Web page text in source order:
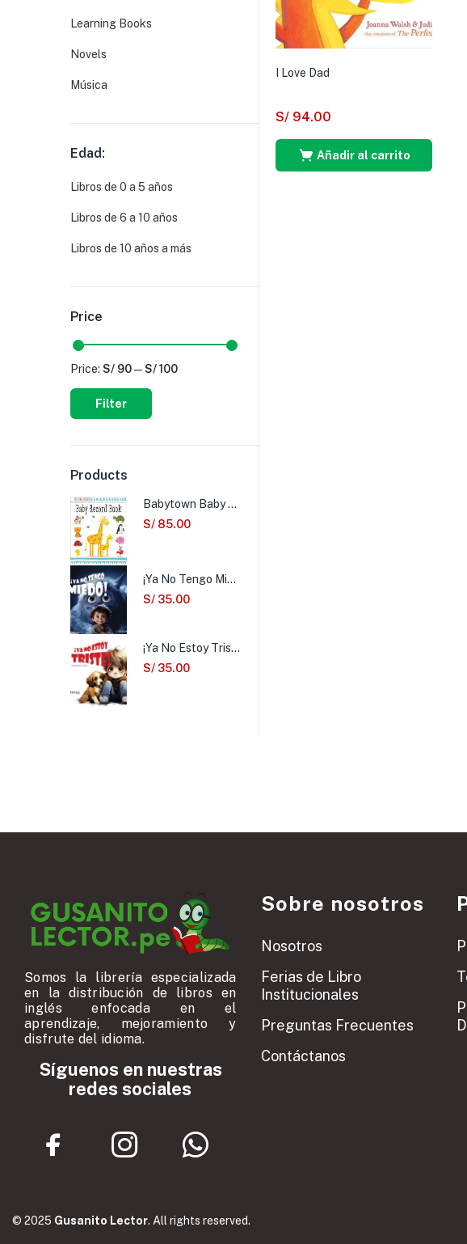
I Love Dad
S/ 94.00
Añadir al carrito
Learning Books
Novels
Música
Edad:
Libros de 0 a 5 años
Libros de 6 a 10 años
Libros de 10 años a más
Price
Filter
Price: S/ 90—S/ 100
Products
Babytown Baby Record Book
S/ 85.00
¡Ya No Tengo Miedo!
S/ 35.00
¡Ya No Estoy Triste!
S/ 35.00
Somos la librería especializada
en la distribución de libros en
inglés enfocada en el
aprendizaje, mejoramiento y
disfrute del idioma.
Síguenos en nuestras
redes sociales
Sobre nosotros
Nosotros
Ferias de Libro
Institucionales
Preguntas Frecuentes
Contáctanos
© 2025 Gusanito Lector. All rights reserved.